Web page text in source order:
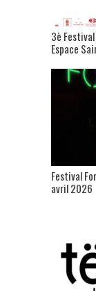
3è
Espace
Festival
avril 2026